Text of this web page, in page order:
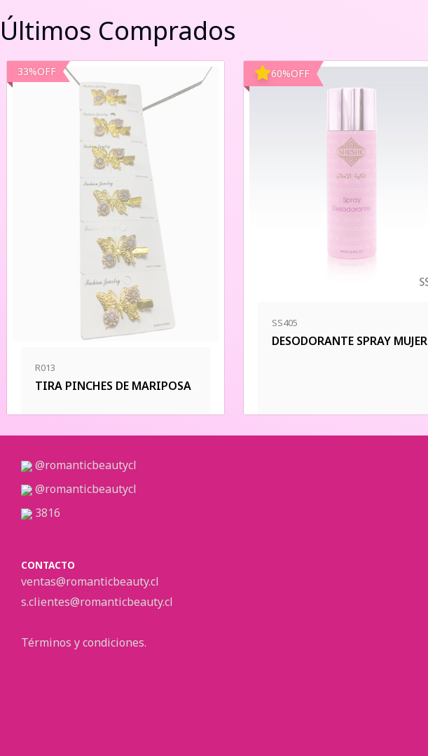
Últimos Comprados
33%OFF
R013
TIRA PINCHES DE MARIPOSA
60%OFF
SS405
DESODORANTE SPRAY MUJER
@romanticbeautycl
@romanticbeautycl
3816
CONTACTO
ventas@romanticbeauty.cl
s.clientes@romanticbeauty.cl
Términos y condiciones.